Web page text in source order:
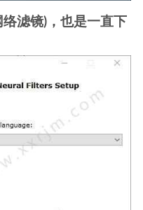
滤镜)，也是一直下